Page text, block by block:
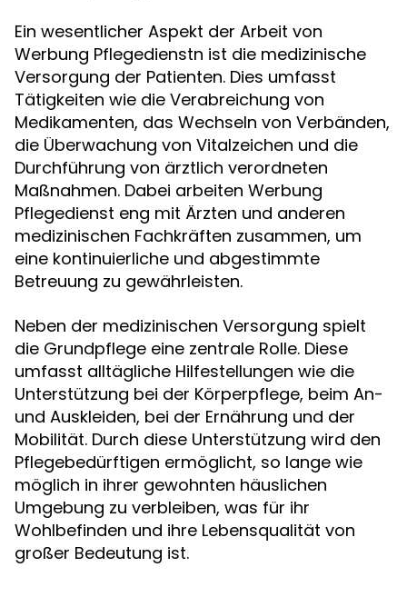
Ein wesentlicher Aspekt der Arbeit von
Werbung Pflegedienstn ist die medizinische
Versorgung der Patienten. Dies umfasst
Tätigkeiten wie die Verabreichung von
Medikamenten, das Wechseln von Verbänden,
die Überwachung von Vitalzeichen und die
Durchführung von ärztlich verordneten
Maßnahmen. Dabei arbeiten Werbung
Pflegedienst eng mit Ärzten und anderen
medizinischen Fachkräften zusammen, um
eine kontinuierliche und abgestimmte
Betreuung zu gewährleisten.
Neben der medizinischen Versorgung spielt
die Grundpflege eine zentrale Rolle. Diese
umfasst alltägliche Hilfestellungen wie die
Unterstützung bei der Körperpflege, beim An-
und Auskleiden, bei der Ernährung und der
Mobilität. Durch diese Unterstützung wird den
Pflegebedürftigen ermöglicht, so lange wie
möglich in ihrer gewohnten häuslichen
Umgebung zu verbleiben, was für ihr
Wohlbefinden und ihre Lebensqualität von
großer Bedeutung ist.